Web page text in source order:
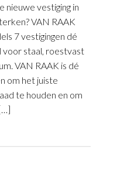
nieuwe vestiging in
VAN RAAK
7 vestigingen dé
voor staal, roestvast
VAN RAAK is dé
om het juiste
te houden en om